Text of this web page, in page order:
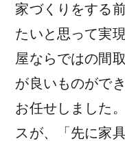
家づくりをする
たいと思って実
屋ならではの間
が良いものがで
お任せしました
スが、「先に家